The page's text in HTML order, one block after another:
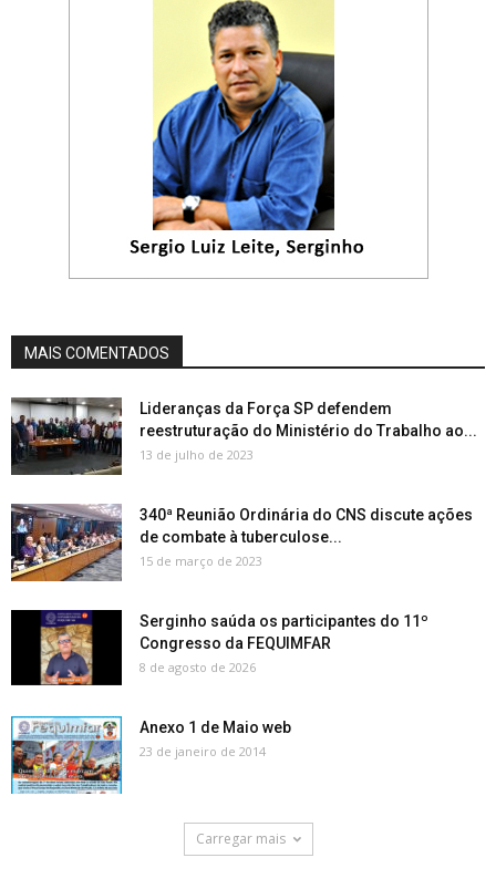
MAIS COMENTADOS
Lideranças da Força SP defendem
reestruturação do Ministério do Trabalho ao...
13 de julho de 2023
340ª Reunião Ordinária do CNS discute ações
de combate à tuberculose...
15 de março de 2023
Serginho saúda os participantes do 11º
Congresso da FEQUIMFAR
8 de agosto de 2026
Anexo 1 de Maio web
23 de janeiro de 2014
Carregar mais